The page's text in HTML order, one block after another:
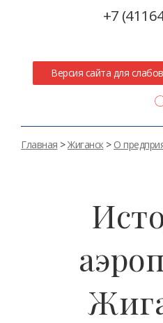
+7
Версия сайта для
Главная >Жиганск> О